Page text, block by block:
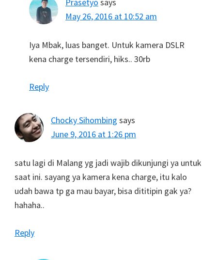
Prasetyo says
May 26, 2016 at 10:52 am
Iya Mbak, luas banget. Untuk kamera DSLR
kena charge tersendiri, hiks.. 30rb
Reply
Chocky Sihombing says
June 9, 2016 at 1:26 pm
satu lagi di Malang yg jadi wajib dikunjungi ya untuk
saat ini. sayang ya kamera kena charge, itu kalo
udah bawa tp ga mau bayar, bisa dititipin gak ya?
hahaha..
Reply